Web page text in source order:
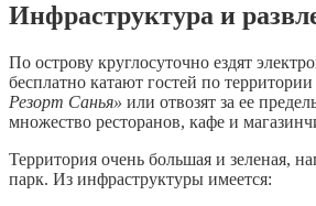
Инфраструктура и
По острову круглосуточно ездят
бесплатно катают гостей по территории
Резорт Санья» или отвозят за ее
множество ресторанов, кафе и
Территория очень большая и зеленая,
парк. Из инфраструктуры имеется: